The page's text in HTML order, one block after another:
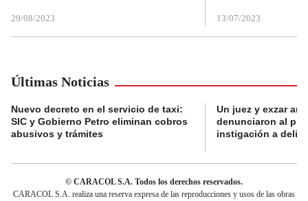
29/08/2023 13/07/2023
Últimas Noticias
Nuevo decreto en el servicio de taxi:
SIC y Gobierno Petro eliminan cobros
abusivos y trámites
Un juez y exzar
denunciaron al
instigación a
© CARACOL S.A. Todos los derechos reservados.
CARACOL S.A. realiza una reserva expresa de las reproducciones y usos de las obras